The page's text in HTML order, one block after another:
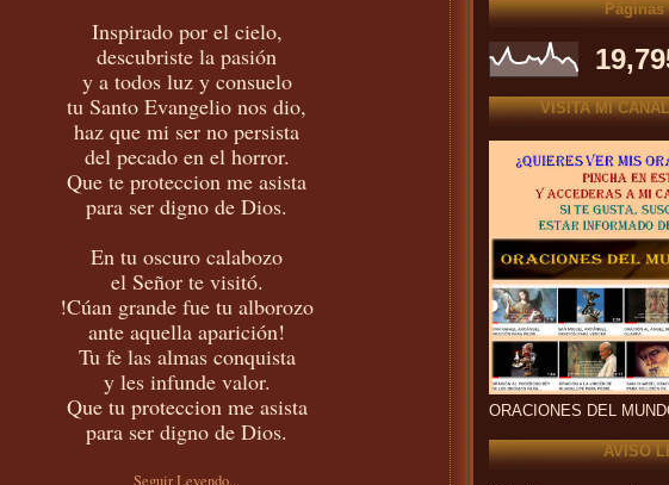
Inspirado por el cielo,
descubriste la pasión
y a todos luz y consuelo
tu Santo Evangelio nos dio,
haz que mi ser no persista
del pecado en el horror.
Que te proteccion me asista
para ser digno de Dios.
En tu oscuro calabozo
el Señor te visitó.
!Cúan grande fue tu alborozo
ante aquella aparición!
Tu fe las almas conquista
y les infunde valor.
Que tu proteccion me asista
para ser digno de Dios.
Seguir Leyendo...
Páginas
VISITA MI
ORACIONES DEL
AVISO